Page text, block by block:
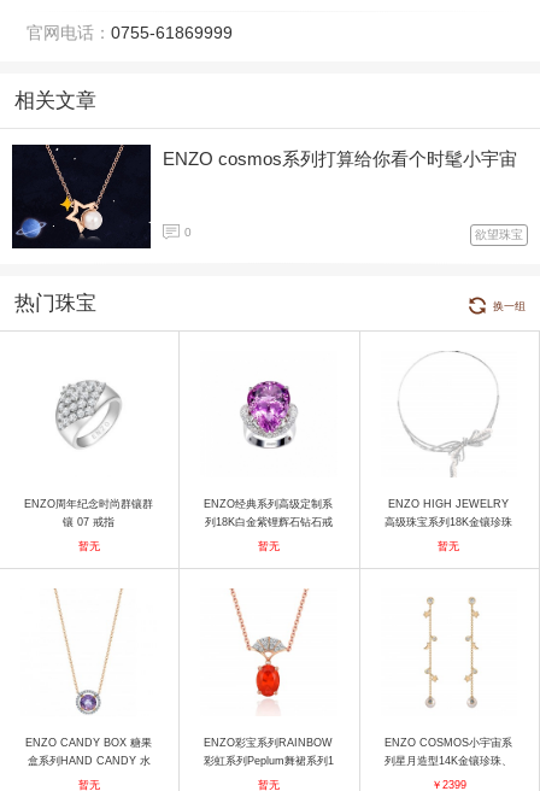
官网电话： 0755-61869999
相关文章
ENZO cosmos系列打算给你看个时髦小宇宙
0 欲望珠宝
热门珠宝 换一组
ENZO周年纪念时尚群镶群
镶 07 戒指
暂无
ENZO经典系列高级定制系
列18K白金紫锂辉石钻石戒
指 戒指
暂无
ENZO HIGH JEWELRY
高级珠宝系列18K金镶珍珠
及钻石项链 项链
暂无
ENZO CANDY BOX 糖果
盒系列HAND CANDY 水
果硬糖18K玫瑰金镶圆形紫
暂无
ENZO彩宝系列RAINBOW
彩虹系列Peplum舞裙系列1
8K玫瑰金镶火欧泊及钻石
暂无
ENZO COSMOS小宇宙系
列星月造型14K金镶珍珠、
托帕石耳饰 耳饰
￥2399